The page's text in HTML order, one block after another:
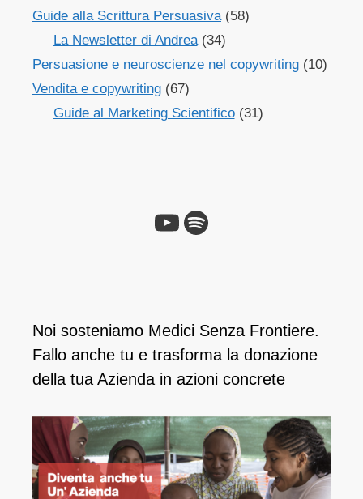
Guide alla Scrittura Persuasiva(58)
La Newsletter di Andrea(34)
Persuasione e neuroscienze nel copywriting (10)
Vendita e copywriting (67)
Guide al Marketing Scientifico(31)
YouTube
Spotify
Noi sosteniamo Medici Senza Frontiere.
Fallo anche tu e ​trasforma la donazione
della tua Azienda in azioni concrete